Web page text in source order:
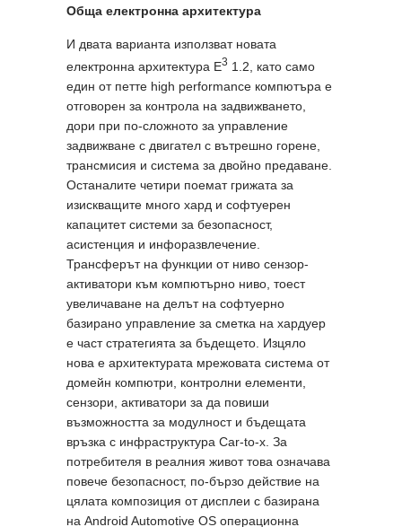
Обща електронна архитектура
И двата варианта използват новата
eлектронна архитектура Е3 1.2, като само
един от петте high performance компютъра е
отговорен за контрола на задвижването,
дори при по-сложното за управление
задвижване с двигател с вътрешно горене,
трансмисия и система за двойно предаване.
Останалите четири поемат грижата за
изискващите много хард и софтуерен
капацитет системи за безопасност,
асистенция и инфоразвлечение.
Трансферът на функции от ниво сензор-
активатори към компютърно ниво, тоест
увеличаване на делът на софтуерно
базирано управление за сметка на хардуер
е част стратегията за бъдещето. Изцяло
нова е архитектурата мрежовата система от
домейн компютри, контролни елементи,
сензори, активатори за да повиши
възможността за модулност и бъдещата
връзка с инфраструктура Car-to-x. За
потребителя в реалния живот това означава
повече безопасност, по-бързо действие на
цялата композиция от дисплеи с базирана
на Android Automotive OS операционна